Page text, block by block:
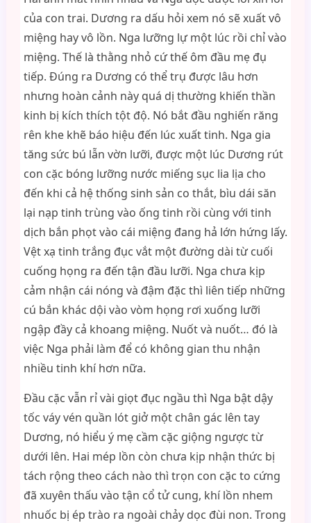
của con trai. Dương ra dấu hỏi xem nó sẽ xuất vô
miệng hay vô lồn. Nga lưỡng lự một lúc rồi chỉ vào
miệng. Thế là thằng nhỏ cứ thế ôm đầu mẹ đụ
tiếp. Đúng ra Dương có thể trụ được lâu hơn
nhưng hoàn cảnh này quá dị thường khiến thần
kinh bị kích thích tột độ. Nó bắt đầu nghiến răng
rên khe khẽ báo hiệu đến lúc xuất tinh. Nga gia
tăng sức bú lẫn vờn lưỡi, được một lúc Dương rút
con cặc bóng lưỡng nước miếng sục lia lịa cho
đến khi cả hệ thống sinh sản co thắt, bìu dái săn
lại nạp tinh trùng vào ống tinh rồi cùng với tinh
dịch bắn phọt vào cái miệng đang hả lớn hứng lấy.
Vệt xạ tinh trắng đục vắt một đường dài từ cuối
cuống họng ra đến tận đầu lưỡi. Nga chưa kịp
cảm nhận cái nóng và đậm đặc thì liên tiếp những
cú bắn khác dội vào vòm họng rơi xuống lưỡi
ngập đầy cả khoang miệng. Nuốt và nuốt… đó là
việc Nga phải làm để có không gian thu nhận
nhiều tinh khí hơn nữa.
Đầu cặc vẫn rỉ vài giọt đục ngầu thì Nga bật dậy
tốc váy vén quần lót giở một chân gác lên tay
Dương, nó hiểu ý mẹ cầm cặc giộng ngược từ
dưới lên. Hai mép lồn còn chưa kịp nhận thức bị
tách rộng theo cách nào thì trọn con cặc to cứng
đã xuyên thấu vào tận cổ tử cung, khí lồn nhem
nhuốc bị ép trào ra ngoài chảy dọc đùi non. Trong